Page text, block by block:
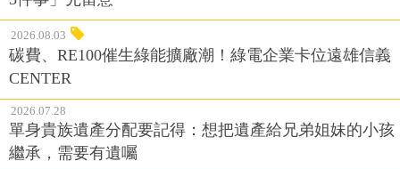
2026.08.03
碳費、RE100催生綠能擴廠潮！綠電企業卡位遠雄信義
CENTER
2026.07.28
單身貴族遺產分配要記得：想把遺產給兄弟姐妹的小孩
繼承，需要有遺囑